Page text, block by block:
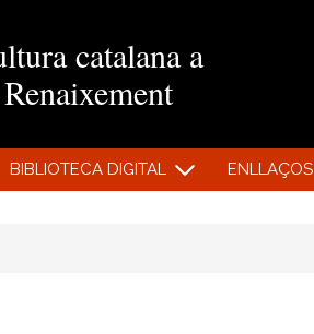
catalana a
BIBLIOTECA DIGITAL ENLLAÇOS